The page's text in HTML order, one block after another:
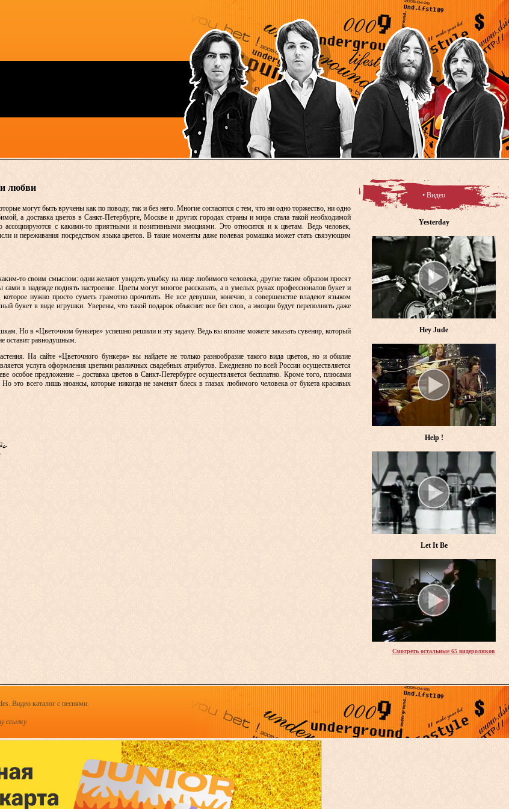
любви
могут быть вручены как по поводу, так и без него. Многие согласятся с тем, что ни одно торжество, ни одно
а доставка цветов в Санкт-Петербурге, Москве и других городах страны и мира стала такой необходимой
ассоциируются с какими-то приятными и позитивными эмоциями. Это относится и к цветам. Ведь человек,
и переживания посредством языка цветов. В такие моменты даже полевая ромашка может стать связующим
то своим смыслом: одни желают увидеть улыбку на лице любимого человека, другие таким образом просят
сами в надежде поднять настроение. Цветы могут многое рассказать, а в умелых руках профессионалов букет и
которое нужно просто суметь грамотно прочитать. Не все девушки, конечно, в совершенстве владеют языком
букет в виде игрушки. Уверены, что такой подарок объяснит все без слов, а эмоции будут переполнять даже
Но в «Цветочном бункере» успешно решили и эту задачу. Ведь вы вполне можете заказать сувенир, который
оставит равнодушным.
На сайте «Цветочного бункера» вы найдете не только разнообразие такого вида цветов, но и обилие
услуга оформления цветами различных свадебных атрибутов. Ежедневно по всей России осуществляется
особое предложение – доставка цветов в Санкт-Петербурге осуществляется бесплатно. Кроме того, плюсами
это всего лишь нюансы, которые никогда не заменят блеск в глазах любимого человека от букета красивых
• Видео
Yesterday
Hey Jude
Help !
Let It Be
Смотреть остальные 65 видероликов
Видео каталог с песнями.
ссылку